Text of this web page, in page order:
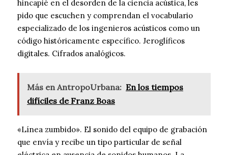
hincapié en el desorden de la ciencia acústica, les
pido que escuchen y comprendan el vocabulario
especializado de los ingenieros acústicos como un
código históricamente específico. Jeroglíficos
digitales. Cifrados analógicos.
Más en AntropoUrbana: En los tiempos
difíciles de Franz Boas
«Línea zumbido». El sonido del equipo de grabación
que envía y recibe un tipo particular de señal